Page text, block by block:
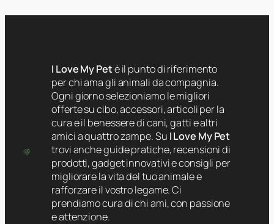
I Love My Petè il punto di riferimento
per chi ama gli animali da compagnia.
Ogni giorno selezioniamo le migliori
offerte su cibo, accessori, articoli per la
cura e il benessere di cani, gatti e altri
amici a quattro zampe. Su I Love My Pet
trovi anche guide pratiche, recensioni di
prodotti, gadget innovativi e consigli per
migliorare la vita del tuo animale e
rafforzare il vostro legame. Ci
prendiamo cura di chi ami, con passione
e attenzione.